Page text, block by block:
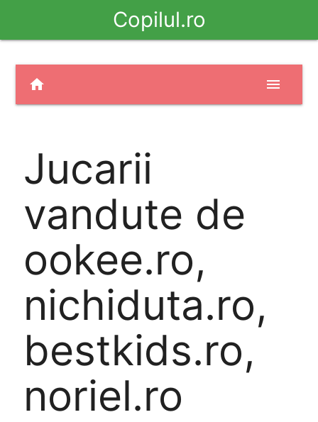
Copilul.ro
home menu
Jucarii
vandute de
ookee.ro,
nichiduta.ro,
bestkids.ro,
noriel.ro